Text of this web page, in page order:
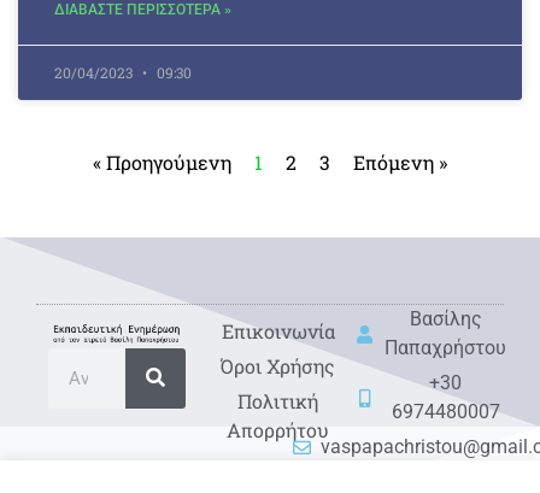
ΔΙΑΒΑΣΤΕ ΠΕΡΙΣΣΟΤΕΡΑ »
20/04/2023 09:30
« Προηγούμενη 1 2 3 Επόμενη »
Eπικοινωνία
Όροι Χρήσης
Πολιτική
Απορρήτου
Βασίλης
Παπαχρήστου
+30
6974480007